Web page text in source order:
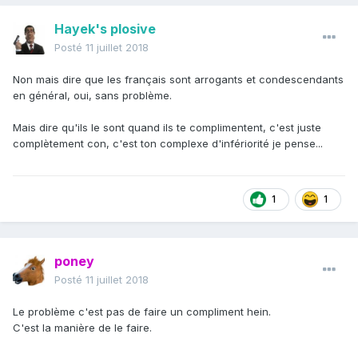
Hayek's plosive
Posté 11 juillet 2018
Non mais dire que les français sont arrogants et condescendants
en général, oui, sans problème.
Mais dire qu'ils le sont quand ils te complimentent, c'est juste
complètement con, c'est ton complexe d'infériorité je pense...
1 1
poney
Posté 11 juillet 2018
Le problème c'est pas de faire un compliment hein.
C'est la manière de le faire.